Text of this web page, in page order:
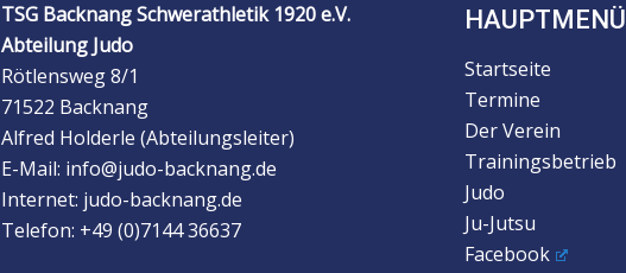
TSG Backnang Schwerathletik 1920 e.V.
Abteilung Judo
Rötlensweg 8/1
71522 Backnang
Alfred Holderle (Abteilungsleiter)
E-Mail: info@judo-backnang.de
Internet: judo-backnang.de
Telefon: +49 (0)7144 36637
HAUPTMENÜ
Startseite
Termine
Der Verein
Trainingsbetrieb
Judo
Ju-Jutsu
Facebook